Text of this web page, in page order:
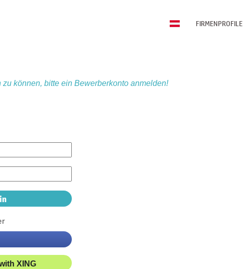
FIRMENPROFILE
können, bitte ein Bewerberkonto anmelden!
XING